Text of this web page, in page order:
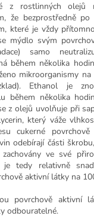
z rostlinných olejů
že bezprostředně
které je vždy
mýdlo svým
samo
během několika
mikroorganismy
Ethanol je
během několika
z olejů uvolňuje při
který váže
cukerné
odebírají části
ve své
je tedy relativně
aktivní látky na
povrchově aktivní
odbouratelné.